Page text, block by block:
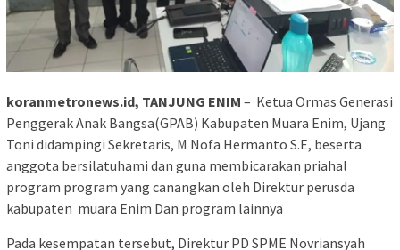
koranmetronews.id, TANJUNG ENIM – Ketua Ormas Generasi
Penggerak Anak Bangsa(GPAB) Kabupaten Muara Enim, Ujang
Toni didampingi Sekretaris, M Nofa Hermanto S.E, beserta
anggota bersilatuhami dan guna membicarakan priahal
program program yang canangkan oleh Direktur perusda
kabupaten muara Enim Dan program lainnya
Pada kesempatan tersebut, Direktur PD SPME Novriansyah